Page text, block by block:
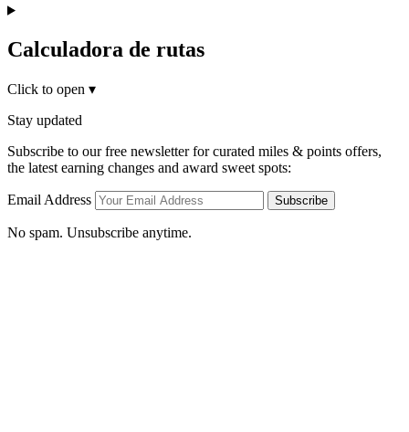
Calculadora de rutas
Click to open ▾
Stay updated
Subscribe to our free newsletter for curated miles & points offers,
the latest earning changes and award sweet spots:
Email Address Subscribe
No spam. Unsubscribe anytime.